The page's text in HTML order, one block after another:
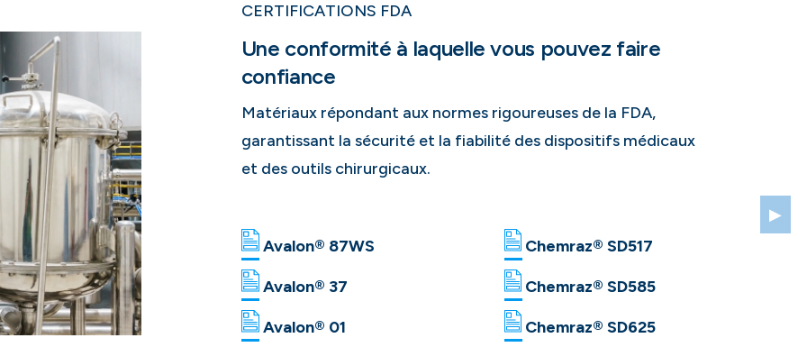
CERTIFICATIONS FDA
Une conformité à laquelle vous pouvez faire
confiance
Matériaux répondant aux normes rigoureuses de la FDA,
garantissant la sécurité et la fiabilité des dispositifs médicaux
et des outils chirurgicaux.
Avalon® 87WS
Avalon® 37
Avalon® 01
Chemraz® SD517
Chemraz® SD585
Chemraz® SD625
▶